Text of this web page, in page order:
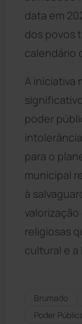
data em
dos povos
calendário
A iniciativa
poder
para o
municipal
à
religiosas
cultural e a
Brumado
Poder